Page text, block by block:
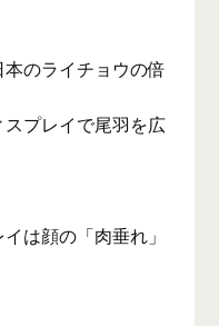
のライチョウの倍
プレイで尾羽を広
は顔の「肉垂れ」